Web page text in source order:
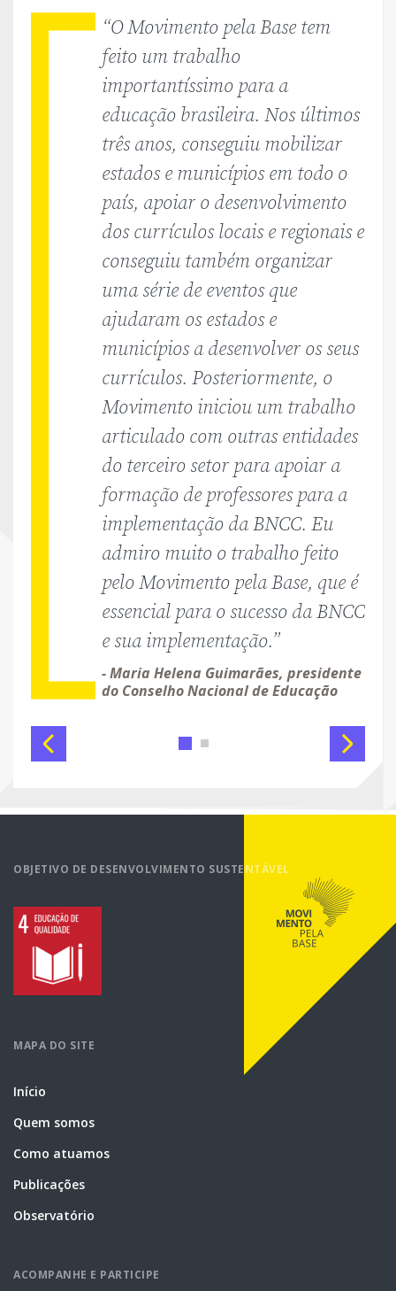
“O Movimento pela Base tem
feito um trabalho
importantíssimo para a
educação brasileira. Nos últimos
três anos, conseguiu mobilizar
estados e municípios em todo o
país, apoiar o desenvolvimento
dos currículos locais e regionais e
conseguiu também organizar
uma série de eventos que
ajudaram os estados e
municípios a desenvolver os seus
currículos. Posteriormente, o
Movimento iniciou um trabalho
articulado com outras entidades
do terceiro setor para apoiar a
formação de professores para a
implementação da BNCC. Eu
admiro muito o trabalho feito
pelo Movimento pela Base, que é
essencial para o sucesso da BNCC
e sua implementação.”
- Maria Helena Guimarães, presidente
do Conselho Nacional de Educação
Anterior
OBJETIVO DE DESENVOLVIMENTO SUSTENTÁVEL
MAPA DO SITE
Início
Quem somos
Como atuamos
Publicações
Observatório
ACOMPANHE E PARTICIPE